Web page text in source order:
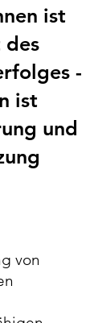
ist
des
-
ist
und
von